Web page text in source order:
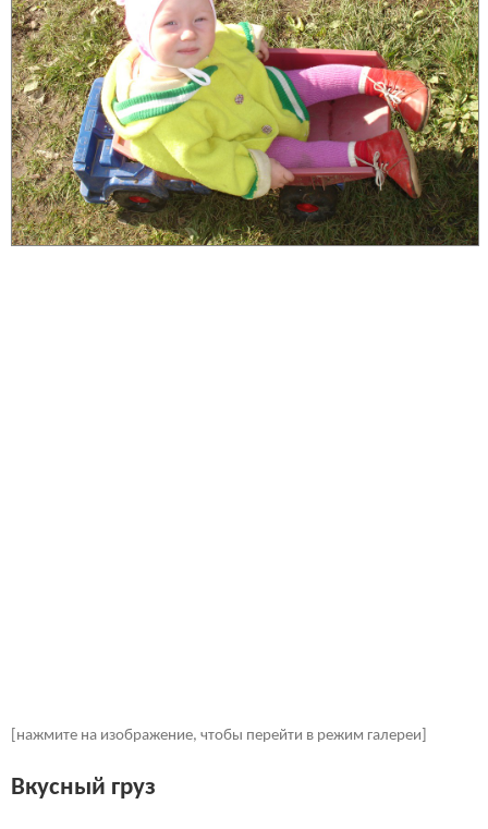
[нажмите на изображение, чтобы перейти в режим галереи]
Вкусный груз